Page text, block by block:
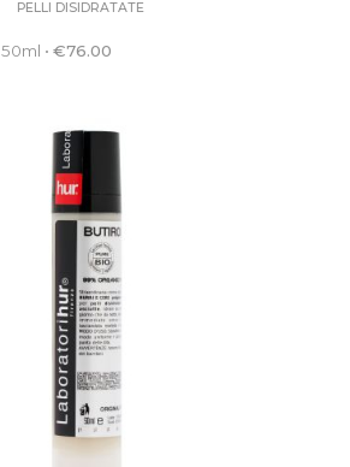
PELLI DISIDRATATE
50ml • €76.00